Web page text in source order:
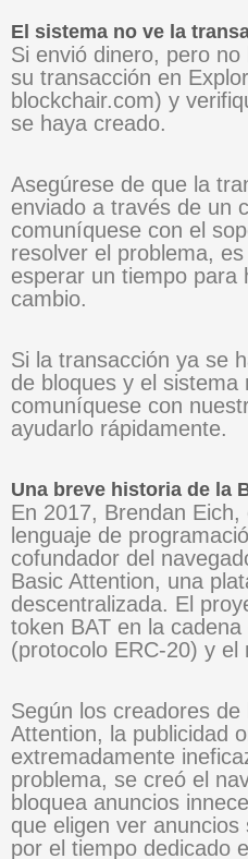
El sistema no ve la
Si envió dinero, pero
su transacción en
blockchair.com) y
se haya creado.
Asegúrese de que la
enviado a través de un
comuníquese con el
resolver el problema,
esperar un tiempo para
cambio.
Si la transacción ya se
de bloques y el sistema
comuníquese con
ayudarlo rápidamente.
Una breve historia de la
En 2017, Brendan
lenguaje de
cofundador del
Basic Attention, una
descentralizada. El
token BAT en la
(protocolo ERC-20) y el
Según los creadores
Attention, la publicidad
extremadamente
problema, se creó el
bloquea anuncios
que eligen ver anuncios
por el tiempo dedicado